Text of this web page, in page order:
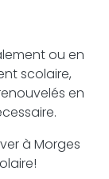
ou en
scolaire,
en
à Morges